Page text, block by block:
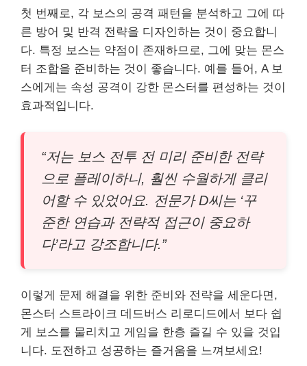
첫 번째로, 각 보스의 공격 패턴을 분석하고 그에 따
른 방어 및 반격 전략을 디자인하는 것이 중요합니
다. 특정 보스는 약점이 존재하므로, 그에 맞는 몬스
터 조합을 준비하는 것이 좋습니다. 예를 들어, A 보
스에게는 속성 공격이 강한 몬스터를 편성하는 것이
효과적입니다.
“저는 보스 전투 전 미리 준비한 전략
으로 플레이하니, 훨씬 수월하게 클리
어할 수 있었어요. 전문가 D씨는 ‘꾸
준한 연습과 전략적 접근이 중요하
다’라고 강조합니다.”
이렇게 문제 해결을 위한 준비와 전략을 세운다면,
몬스터 스트라이크 데드버스 리로디드에서 보다 쉽
게 보스를 물리치고 게임을 한층 즐길 수 있을 것입
니다. 도전하고 성공하는 즐거움을 느껴보세요!